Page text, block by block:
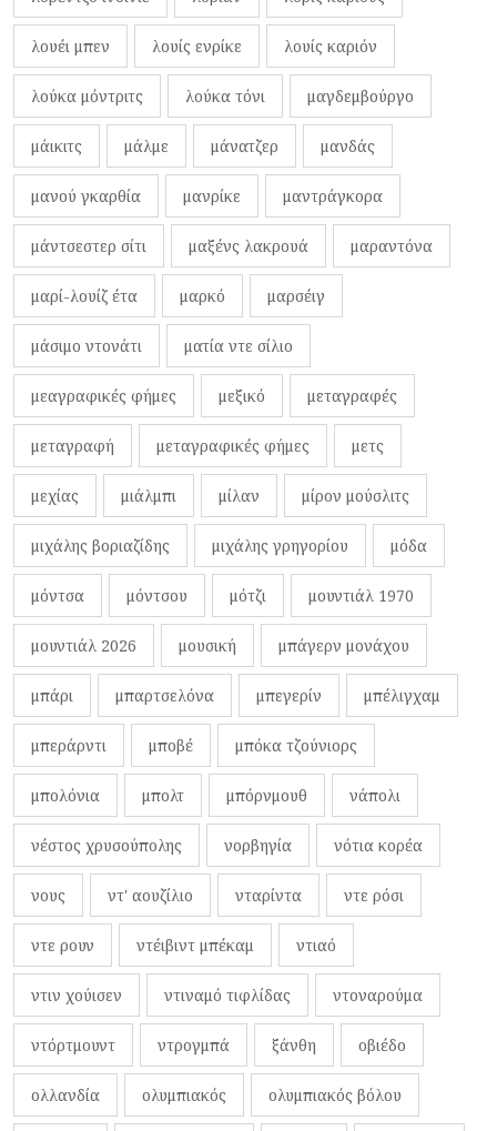
λουέι μπεν λουίς ενρίκε λουίς καριόν
λούκα μόντριτς λούκα τόνι μαγδεμβούργο
μάικιτς μάλμε μάνατζερ μανδάς
μανού γκαρθία μανρίκε μαντράγκορα
μάντσεστερ σίτι μαξένς λακρουά μαραντόνα
μαρί-λουίζ έτα μαρκό μαρσέιγ
μάσιμο ντονάτι ματία ντε σίλιο
μεαγραφικές φήμες μεξικό μεταγραφές
μεταγραφή μεταγραφικές φήμες μετς
μεχίας μιάλμπι μίλαν μίρον μούσλιτς
μιχάλης βοριαζίδης μιχάλης γρηγορίου μόδα
μόντσα μόντσου μότζι μουντιάλ 1970
μουντιάλ 2026 μουσική μπάγερν μονάχου
μπάρι μπαρτσελόνα μπεγερίν μπέλιγχαμ
μπεράρντι μποβέ μπόκα τζούνιορς
μπολόνια μπολτ μπόρνμουθ νάπολι
νέστος χρυσούπολης νορβηγία νότια κορέα
νους ντ' αουζίλιο νταρίντα ντε ρόσι
ντε ρουν ντέιβιντ μπέκαμ ντιαό
ντιν χούισεν ντιναμό τιφλίδας ντοναρούμα
ντόρτμουντ ντρογμπά ξάνθη οβιέδο
ολλανδία ολυμπιακός ολυμπιακός βόλου